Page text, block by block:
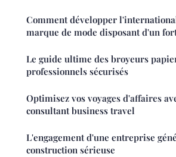
Comment développer
marque de mode disposant d'un
Le guide ultime des broyeurs
professionnels sécurisés
Optimisez vos voyages d'affaires
consultant business travel
L'engagement d'une entreprise
construction sérieuse